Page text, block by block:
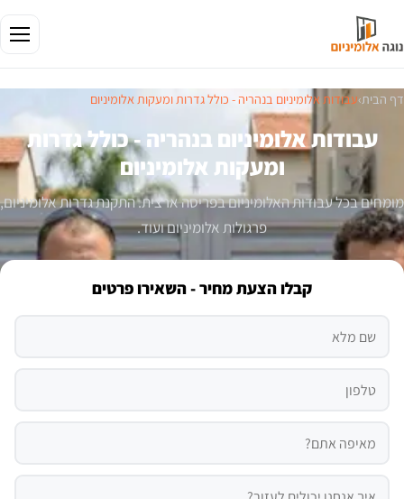
דף הבית›עבודות אלומיניום בנהריה - כולל גדרות ומעקות אלומיניום
עבודות אלומיניום בנהריה - כולל גדרות
ומעקות אלומיניום
מומחים בכל עבודות האלומיניום בפריסה ארצית. התקנת גדרות אלומיניום,
פרגולות אלומיניום ועוד.
קבלו הצעת מחיר - השאירו פרטים